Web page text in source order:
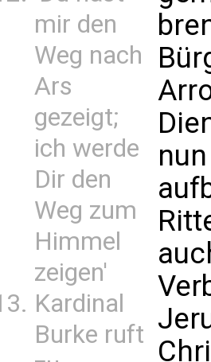
mir den
Weg nach
Ars
gezeigt;
ich werde
Dir den
Weg zum
Himmel
zeigen'
Kardinal
Burke ruft